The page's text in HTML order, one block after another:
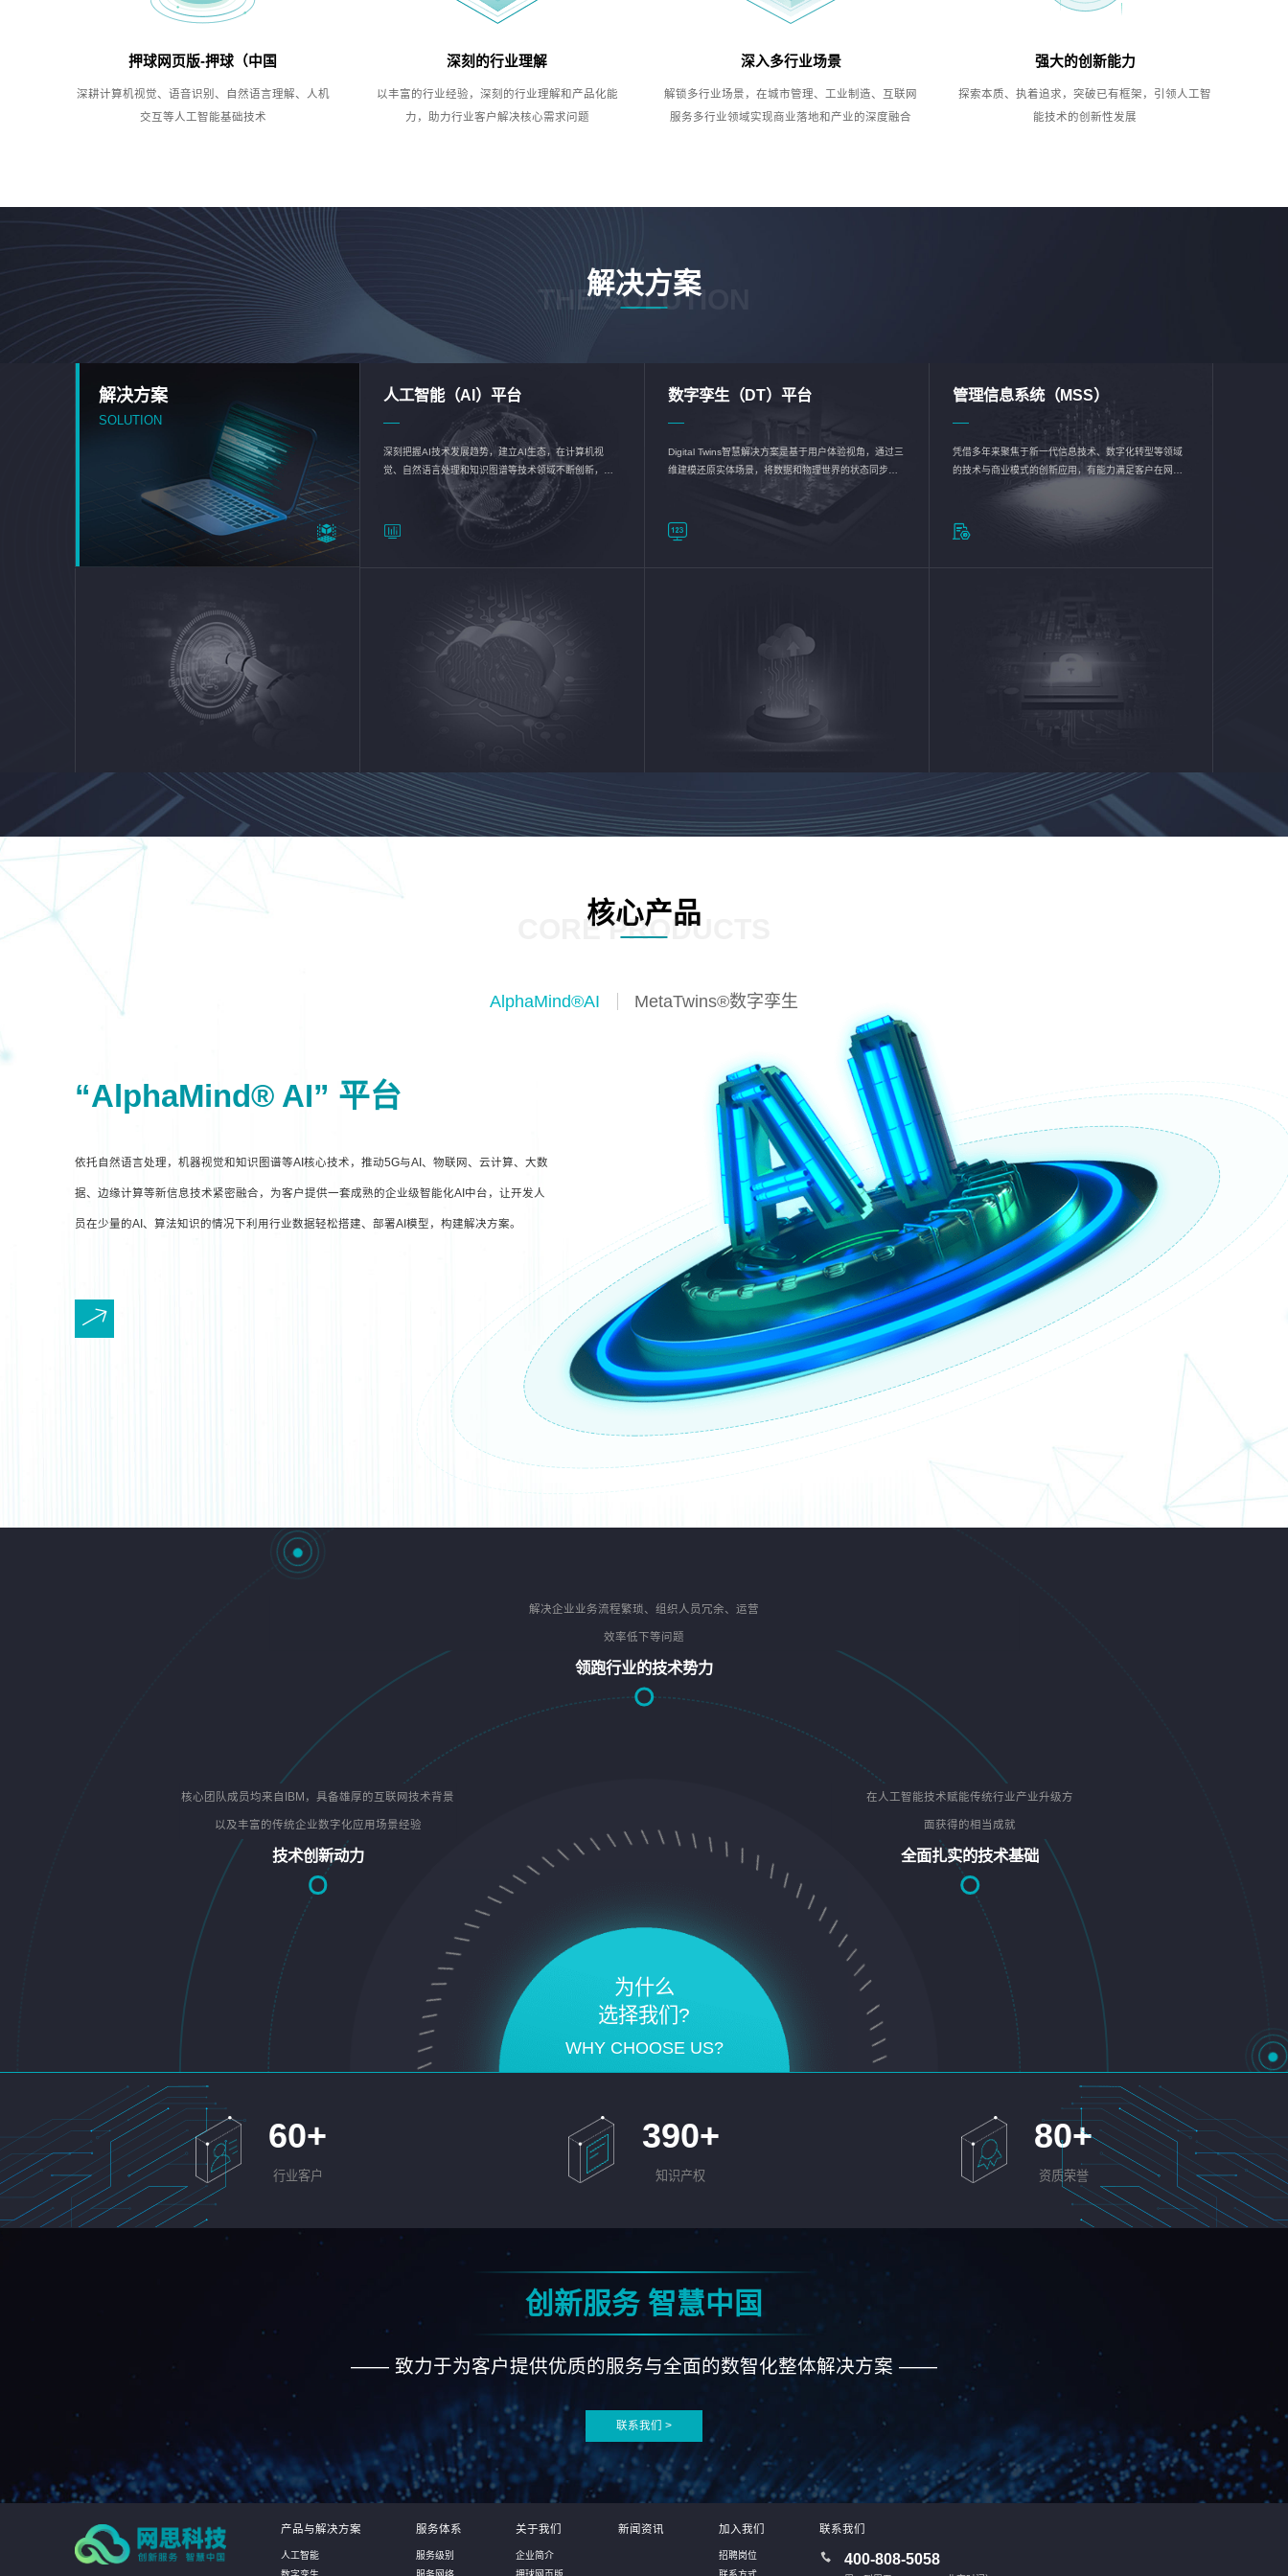
押球网页版-押球（中国
深耕计算机视觉、语音识别、自然语言理解、人机
交互等人工智能基础技术
深刻的行业理解
以丰富的行业经验，深刻的行业理解和产品化能
力，助力行业客户解决核心需求问题
深入多行业场景
解锁多行业场景，在城市管理、工业制造、互联网
服务多行业领域实现商业落地和产业的深度融合
强大的创新能力
探索本质、执着追求，突破已有框架，引领人工智
能技术的创新性发展
解决方案
THE SOLUTION
解决方案
SOLUTION
人工智能（AI）平台
深刻把握AI技术发展趋势，建立AI生态，在计算机视
觉、自然语言处理和知识图谱等技术领域不断创新，持
续优化企业数智化转型加速器—AlphaMind®AI能力开放
数字孪生（DT）平台
Digital Twins智慧解决方案是基于用户体验视角，通过三
维建模还原实体场景，将数据和物理世界的状态同步呈
现，使用户对关键数据有更直观的感受，推动各行业完
成智能化转型，实现新旧动能的转换
管理信息系统（MSS）
凭借多年来聚焦于新一代信息技术、数字化转型等领域
的技术与商业模式的创新应用，有能力满足客户在网络
优化、运营维护和信息安全防护等方面的需求，为客户
核心产品
CORE PRODUCTS
AlphaMind®AI MetaTwins®数字孪生
“AlphaMind® AI” 平台
依托自然语言处理，机器视觉和知识图谱等AI核心技术，推动5G与AI、物联网、云计算、大数
据、边缘计算等新信息技术紧密融合，为客户提供一套成熟的企业级智能化AI中台，让开发人
员在少量的AI、算法知识的情况下利用行业数据轻松搭建、部署AI模型，构建解决方案。
为什么
选择我们?
WHY CHOOSE US?
核心团队成员均来自IBM，具备雄厚的互联网技术背景
以及丰富的传统企业数字化应用场景经验
技术创新动力
解决企业业务流程繁琐、组织人员冗余、运营
效率低下等问题
领跑行业的技术势力
在人工智能技术赋能传统行业产业升级方
面获得的相当成就
全面扎实的技术基础
60+
行业客户
390+
知识产权
80+
资质荣誉
创新服务 智慧中国
—— 致力于为客户提供优质的服务与全面的数智化整体解决方案 ——
联系我们 >
产品与解决方案
人工智能
服务体系
服务级别
关于我们
企业简介
新闻资讯 加入我们
招聘岗位
联系我们
400-808-5058